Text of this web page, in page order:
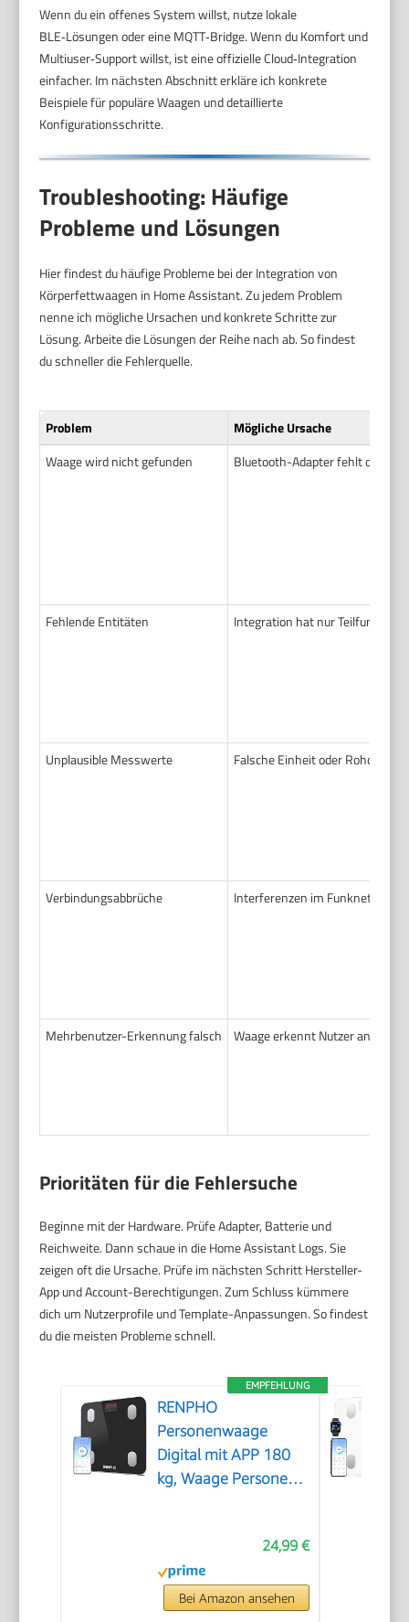
Wenn du ein offenes System willst, nutze lokale
BLE‑Lösungen oder eine MQTT‑Bridge. Wenn du Komfort und
Multiuser‑Support willst, ist eine offizielle Cloud‑Integration
einfacher. Im nächsten Abschnitt erkläre ich konkrete
Beispiele für populäre Waagen und detaillierte
Konfigurationsschritte.
Troubleshooting: Häufige
Probleme und Lösungen
Hier findest du häufige Probleme bei der Integration von
Körperfettwaagen in Home Assistant. Zu jedem Problem
nenne ich mögliche Ursachen und konkrete Schritte zur
Lösung. Arbeite die Lösungen der Reihe nach ab. So findest
du schneller die Fehlerquelle.
Problem
Mögliche Ursache
Waage wird nicht gefunden
Bluetooth-Adapter fehlt oder
Fehlende Entitäten Integration hat nur
Unplausible Messwerte Falsche Einheit oder Rohdaten
Verbindungsabbrüche Interferenzen im Funknetz.
Mehrbenutzer-Erkennung falsch Waage erkennt Nutzer anhand
Prioritäten für die Fehlersuche
Beginne mit der Hardware. Prüfe Adapter, Batterie und
Reichweite. Dann schaue in die Home Assistant Logs. Sie
zeigen oft die Ursache. Prüfe im nächsten Schritt Hersteller-
App und Account-Berechtigungen. Zum Schluss kümmere
dich um Nutzerprofile und Template-Anpassungen. So findest
du die meisten Probleme schnell.
EMPFEHLUNG
RENPHO
Personenwaage
Digital mit APP 180
kg, Waage Personen
Bluetooth
Körperfettwaage für
24,99 €
Bei Amazon ansehen